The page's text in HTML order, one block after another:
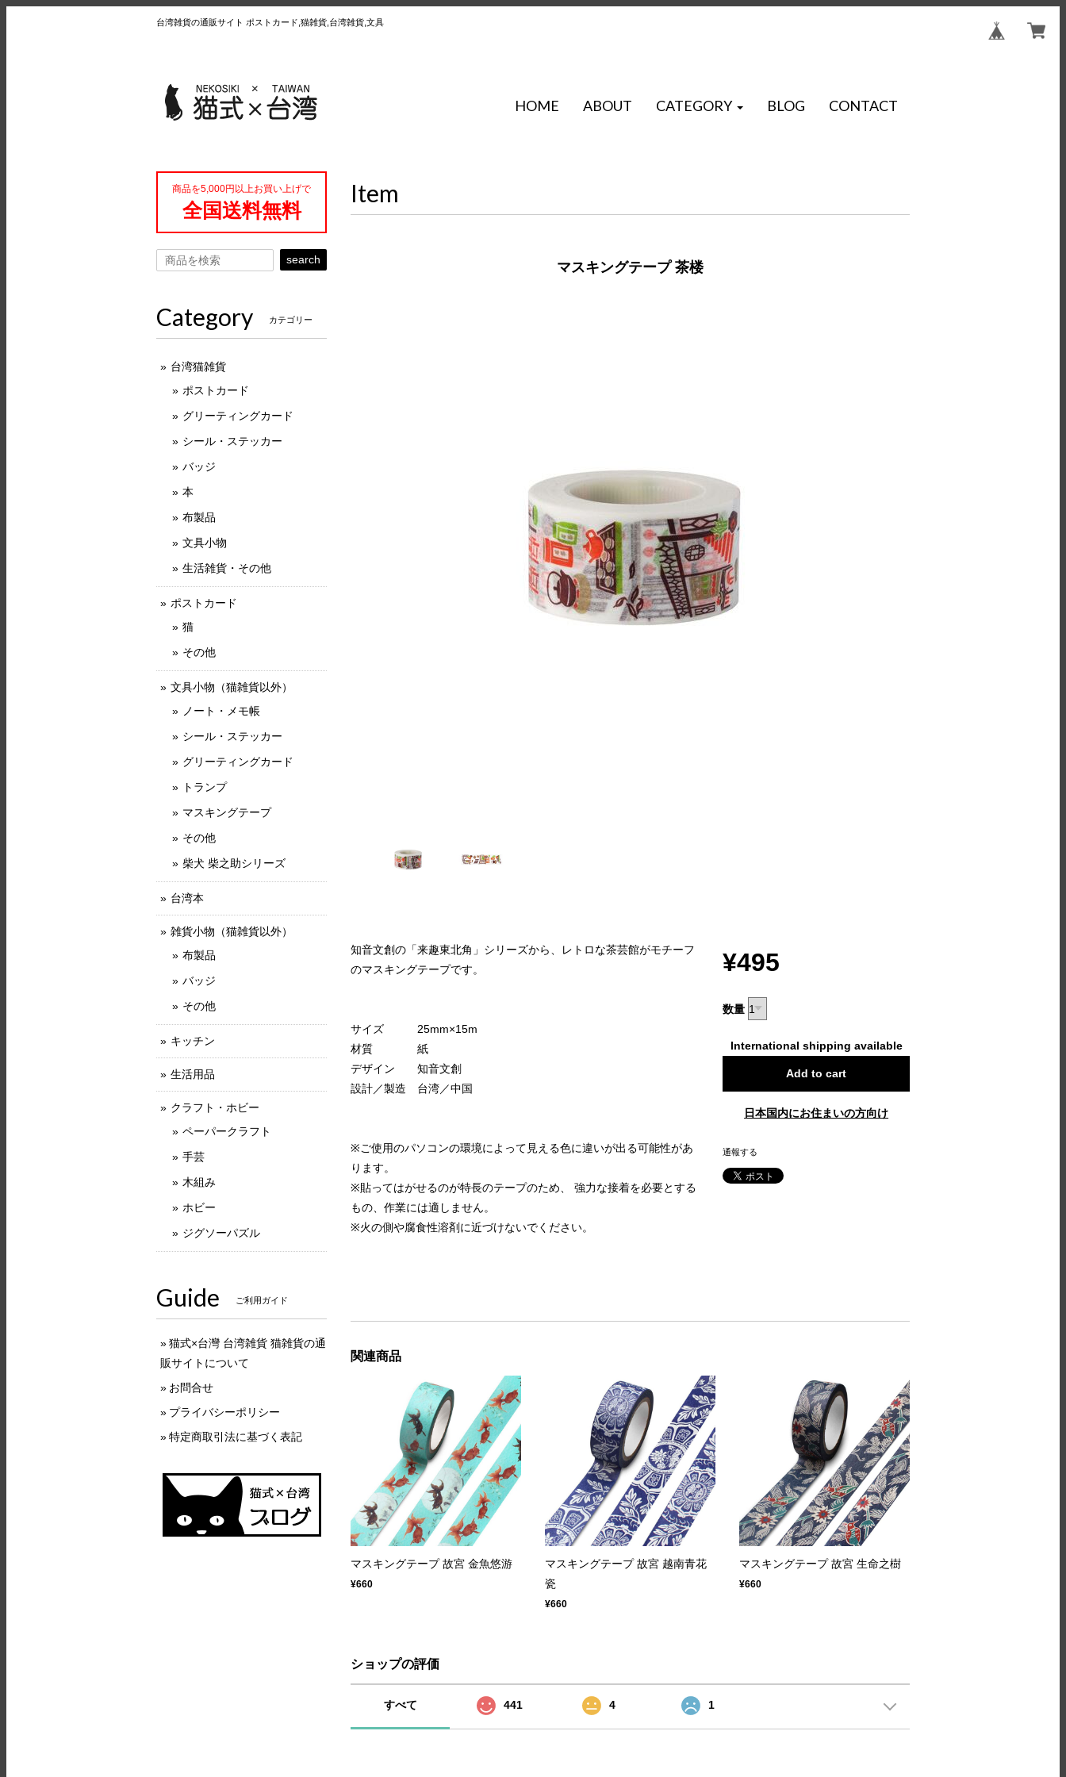
台湾雑貨の通販サイト ポストカード,猫雑貨,台湾雑貨,文具
HOME ABOUT CATEGORY BLOG CONTACT
Item
マスキングテープ 茶楼
知音文創の「来趣東北角」シリーズから、レトロな茶芸館がモチーフ
のマスキングテープです。
サイズ 25mm×15m
材質 紙
デザイン 知音文創
設計／製造 台湾／中国
※ご使用のパソコンの環境によって見える色に違いが出る可能性があ
ります。
※貼ってはがせるのが特長のテープのため、 強力な接着を必要とする
もの、作業には適しません。
※火の側や腐食性溶剤に近づけないでください。
¥495
数量
International shipping available
Add to cart
日本国内にお住まいの方向け
通報する
関連商品
マスキングテープ 故宮 金魚悠游
¥660
マスキングテープ 故宮 越南青花
瓷
¥660
マスキングテープ 故宮 生命之樹
¥660
ショップの評価
すべて 441 4 1
商品を5,000円以上お買い上げで
全国送料無料
search
Category カテゴリー
台湾猫雑貨
ポストカード
グリーティングカード
シール・ステッカー
バッジ
本
布製品
文具小物
生活雑貨・その他
ポストカード
猫
その他
文具小物（猫雑貨以外）
ノート・メモ帳
シール・ステッカー
グリーティングカード
トランプ
マスキングテープ
その他
柴犬 柴之助シリーズ
台湾本
雑貨小物（猫雑貨以外）
布製品
バッジ
その他
キッチン
生活用品
クラフト・ホビー
ペーパークラフト
手芸
木組み
ホビー
ジグソーパズル
Guide ご利用ガイド
猫式×台灣 台湾雑貨 猫雑貨の通
販サイトについて
お問合せ
プライバシーポリシー
特定商取引法に基づく表記